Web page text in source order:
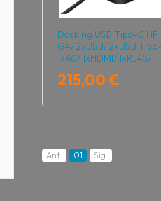
Docking USB Tipo-C HP
G4/ 2xUSB/ 2xUSB
1xAC/ 1xHDMI/ 1xRJ45/
1xThunderbolt/ 2xUSB
2xTarjetas NIC/ Negro
215,00 €
Ant. 01 Sig.